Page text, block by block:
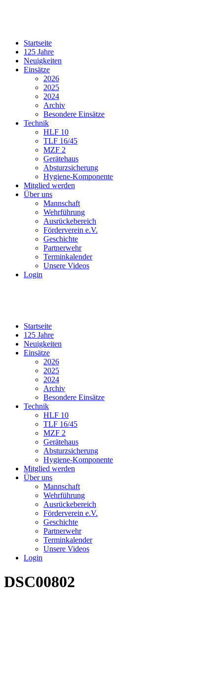
Startseite
125 Jahre
Neuigkeiten
Einsätze
2026
2025
2024
Archiv
Besondere Einsätze
Technik
HLF 10
TLF 16/45
MZF 2
Gerätehaus
Absturzsicherung
Hygiene-Komponente
Mitglied werden
Über uns
Mannschaft
Wehrführung
Ausrückebereich
Förderverein e.V.
Geschichte
Partnerwehr
Terminkalender
Unsere Videos
Login
Startseite
125 Jahre
Neuigkeiten
Einsätze
2026
2025
2024
Archiv
Besondere Einsätze
Technik
HLF 10
TLF 16/45
MZF 2
Gerätehaus
Absturzsicherung
Hygiene-Komponente
Mitglied werden
Über uns
Mannschaft
Wehrführung
Ausrückebereich
Förderverein e.V.
Geschichte
Partnerwehr
Terminkalender
Unsere Videos
Login
DSC00802